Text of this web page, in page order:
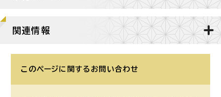
関連情報
このページに関する お問い合わせ